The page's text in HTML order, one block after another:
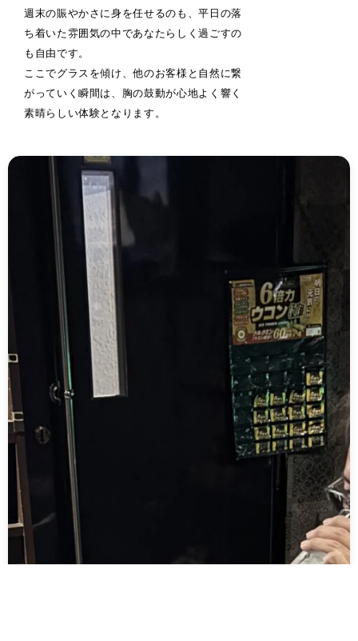
週末の賑やかさに身を任せるのも、平日の落
ち着いた雰囲気の中であなたらしく過ごすの
も自由です。
ここでグラスを傾け、他のお客様と自然に繋
がっていく瞬間は、胸の鼓動が心地よく響く
素晴らしい体験となります。